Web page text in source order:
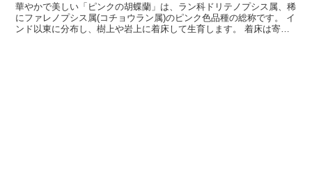
華やかで美しい「ピンクの胡蝶蘭」は、ラン科ドリテノプシス属、稀
にファレノプシス属(コチョウラン属)のピンク色品種の総称です。 イ
ンド以東に分布し、樹上や岩上に着床して生育します。 着床は寄生